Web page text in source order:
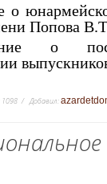
о
Попова
о
1098 Добавил: